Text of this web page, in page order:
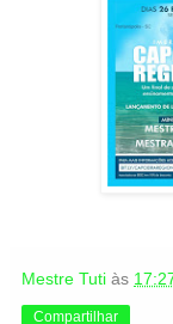
Mestre Tuti às
Compartilhar